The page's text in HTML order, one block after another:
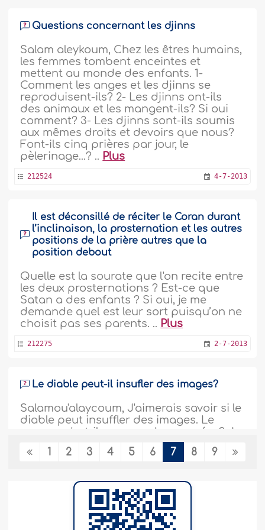
Questions concernant les djinns
Salam aleykoum, Chez les êtres humains,
les femmes tombent enceintes et
mettent au monde des enfants. 1-
Comment les anges et les djinns se
reproduisent-ils? 2- Les djinns ont-ils
des animaux et les mangent-ils? Si oui
comment? 3- Les djinns sont-ils soumis
aux mêmes droits et devoirs que nous?
Font-ils cinq prières par jour, le
pèlerinage...? .. Plus
212524 4-7-2013
Il est déconsillé de réciter le Coran durant
l’inclinaison, la prosternation et les autres
positions de la prière autres que la
position debout
Quelle est la sourate que l'on recite entre
les deux prosternations ? Est-ce que
Satan a des enfants ? Si oui, je me
demande quel est leur sort puisqu’on ne
choisit pas ses parents. .. Plus
212275 2-7-2013
Le diable peut-il insufler des images?
Salamou'alaycoum, J'aimerais savoir si le
diable peut insuffler des images. Le
waswas n'est-il pas que des pensées? Je
dis cela parceque j'ai l'impression que
chaytan veut m'egarer: j'ai eu des images
arrêté de me demander comment tu
explique ça. Et enfin j'ai même fait un
rêve une fois d'une voix me..
1 2 3 4 5 6 7 8 9